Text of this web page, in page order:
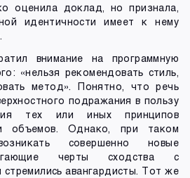
оценила доклад, но признала,
идентичности имеет к нему
внимание на программную
«нельзя рекомендовать стиль,
метод». Понятно, что речь
подражания в пользу
тех или иных принципов
объемов. Однако, при таком
совершенно новые
черты сходства с
авангардисты. Тот же